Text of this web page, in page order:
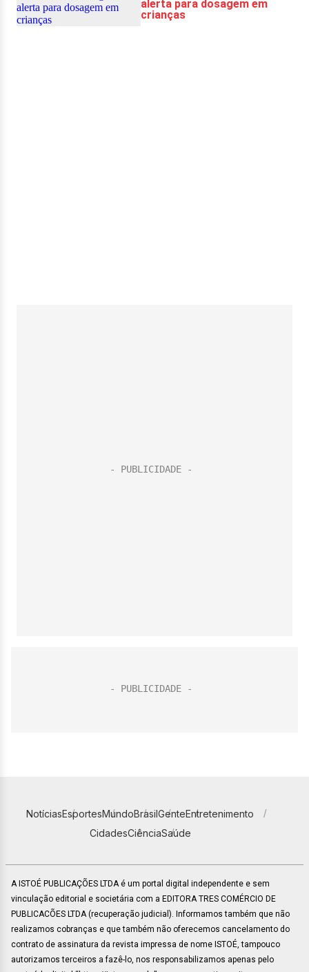
NotíciasEsportesMundoBrasilGenteEntretenimento
CidadesCiênciaSaúde
A ISTOÉ PUBLICAÇÕES LTDA é um portal digital independente e sem
vinculação editorial e societária com a EDITORA TRES COMÉRCIO DE
PUBLICACÕES LTDA (recuperação judicial). Informamos também que não
realizamos cobranças e que também não oferecemos cancelamento do
contrato de assinatura da revista impressa de nome ISTOÉ, tampouco
autorizamos terceiros a fazê-lo, nos responsabilizamos apenas pelo